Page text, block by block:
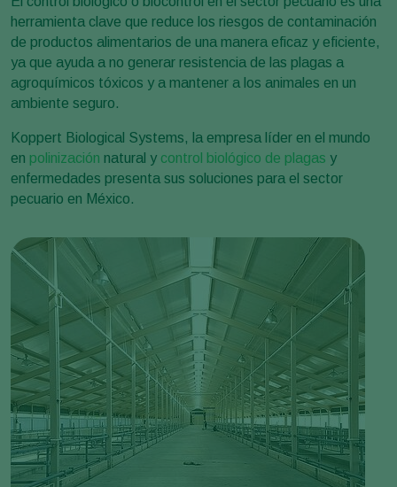
herramienta clave que reduce los riesgos de contaminación
de productos alimentarios de una manera eficaz y eficiente,
ya que ayuda a no generar resistencia de las plagas a
agroquímicos tóxicos y a mantener a los animales en un
ambiente seguro.
Koppert Biological Systems, la empresa líder en el mundo
en polinización natural y control biológico de plagas y
enfermedades presenta sus soluciones para el sector
pecuario en México.